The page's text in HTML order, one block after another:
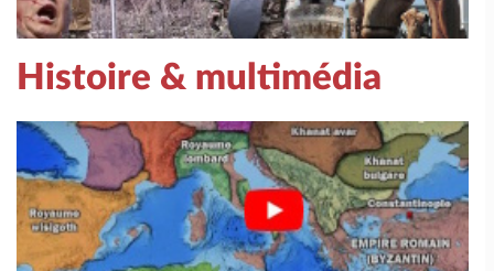
Histoire & multimédia